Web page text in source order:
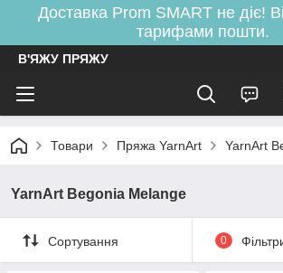
Доставка Prom SMART не діє!
тарифами пошти.
В'ЯЖУ ПРЯЖУ
Товари Пряжа YarnArt YarnArt
YarnArt Begonia Melange
Сортування 0